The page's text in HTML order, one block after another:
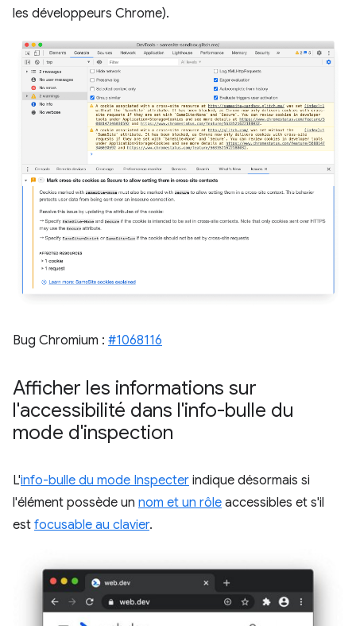
les développeurs Chrome).
Bug Chromium : #1068116
Afficher les informations sur
l'accessibilité dans l'info-bulle du
mode d'inspection
L'info-bulle du mode Inspecter indique désormais si
l'élément possède un nom et un rôle accessibles et s'il
est focusable au clavier.